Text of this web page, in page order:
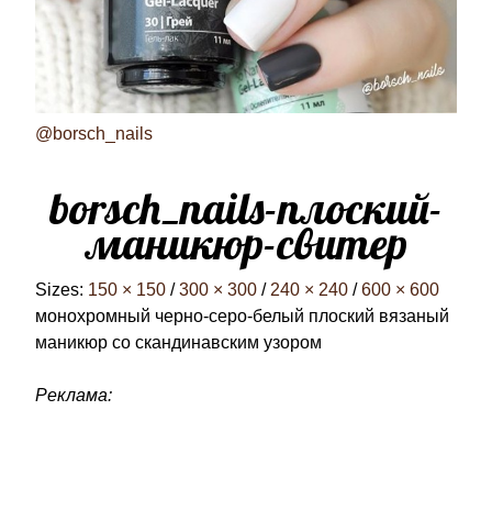
@borsch_nails
borsch_nails-плоский-
маникюр-свитер
Sizes: 150 × 150 / 300 × 300 / 240 × 240 / 600 × 600
монохромный черно-серо-белый плоский вязаный
маникюр со скандинавским узором
Реклама: